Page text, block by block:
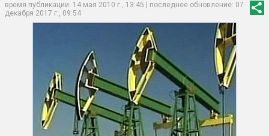
время публикации: 14 мая 2010 г., 13:45 | последнее обновление: 07
декабря 2017 г., 09:54